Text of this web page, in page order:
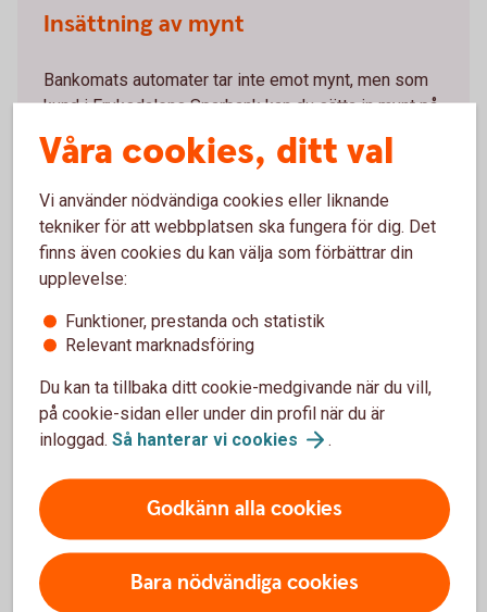
Insättning av mynt
Bankomats automater tar inte emot mynt, men som
kund i Fryksdalens Sparbank kan du sätta in mynt på
våra kontor. Använd gärna dina mynt i affärer som tar
emot kontanter.
Frågor och svar om insättning och uttag
(bankomat.se)
Lösa in ogiltiga sedlar (riksbank.se)
Sedlar och mynt(riksbank.se)
Kontanter och bankomater
Våra cookies, ditt val
Vi använder nödvändiga cookies eller liknande
tekniker för att webbplatsen ska fungera för dig. Det
finns även cookies du kan välja som förbättrar din
upplevelse:
Funktioner, prestanda och statistik
Relevant marknadsföring
Du kan ta tillbaka ditt cookie-medgivande när du vill,
på cookie-sidan eller under din profil när du är
inloggad. Så hanterar vi cookies .
Godkänn alla cookies
Bara nödvändiga cookies